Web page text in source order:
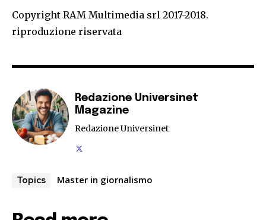
Copyright RAM Multimedia srl 2017-2018.
riproduzione riservata
Redazione Universinet
Magazine
Redazione Universinet
Topics Master in giornalismo